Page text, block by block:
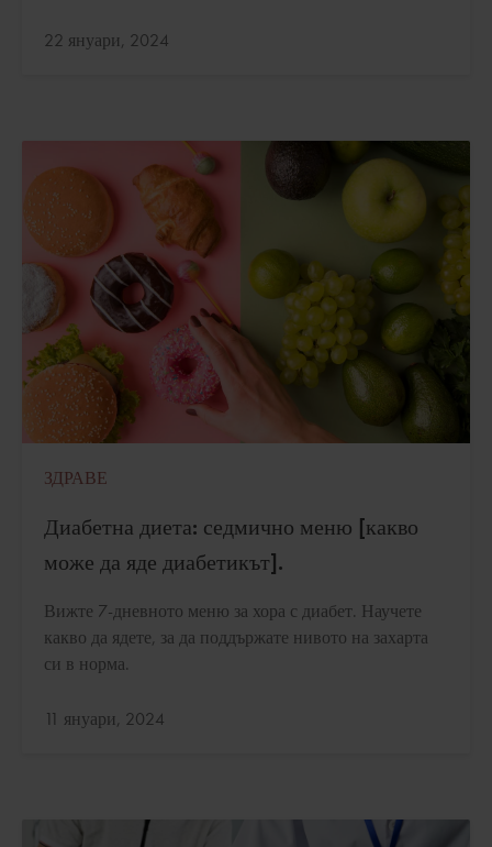
Актуализирано:
22 януари, 2024
ЗДРАВЕ
Диабетна диета: седмично меню [какво
може да яде диабетикът].
Вижте 7-дневното меню за хора с диабет. Научете
какво да ядете, за да поддържате нивото на захарта
си в норма.
Актуализирано:
11 януари, 2024